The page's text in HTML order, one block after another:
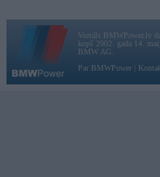
Vortāls BMWPower.lv
kopš 2002. gada 14.
BMW AG.
Par BMWPower